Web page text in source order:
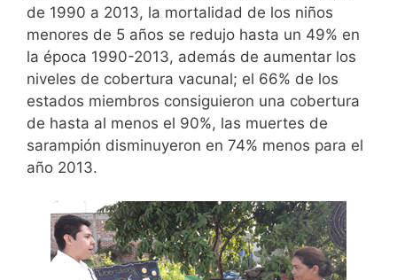
de 1990 a 2013, la mortalidad de los niños
menores de 5 años se redujo hasta un 49% en
la época 1990-2013, además de aumentar los
niveles de cobertura vacunal; el 66% de los
estados miembros consiguieron una cobertura
de hasta al menos el 90%, las muertes de
sarampión disminuyeron en 74% menos para el
año 2013.